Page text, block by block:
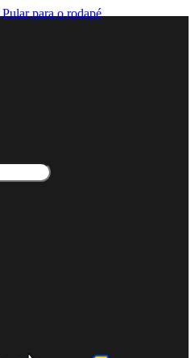
Pular para o rodapé